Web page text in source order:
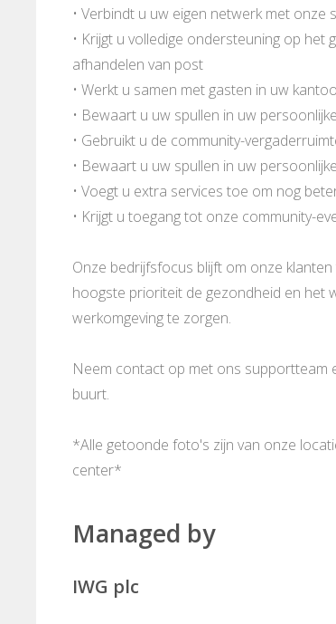
• Verbindt u uw eigen netwerk met
• Krijgt u volledige ondersteuning op
afhandelen van post
• Werkt u samen met gasten in uw
• Bewaart u uw spullen in uw
• Gebruikt u de community-
• Bewaart u uw spullen in uw
• Voegt u extra services toe om nog
• Krijgt u toegang tot onze community-
Onze bedrijfsfocus blijft om onze
hoogste prioriteit de gezondheid en het
werkomgeving te zorgen.
Neem contact op met ons supportteam
buurt.
*Alle getoonde foto's zijn van onze
center*
Managed by
IWG plc